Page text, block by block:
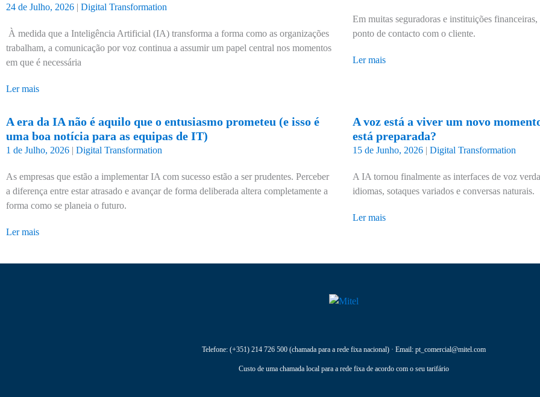
24 de Julho, 2026 | Digital Transformation
À medida que a Inteligência Artificial (IA) transforma a forma como as organizações
trabalham, a comunicação por voz continua a assumir um papel central nos momentos
em que é necessária
Ler mais
Em muitas seguradoras e instituições
ponto de contacto com o cliente.
Ler mais
A era da IA não é aquilo que o entusiasmo prometeu (e isso é
uma boa notícia para as equipas de IT)
1 de Julho, 2026 | Digital Transformation
As empresas que estão a implementar IA com sucesso estão a ser prudentes. Perceber
a diferença entre estar atrasado e avançar de forma deliberada altera completamente a
forma como se planeia o futuro.
Ler mais
A voz está a viver um novo
está preparada?
15 de Junho, 2026 | Digital Transformation
A IA tornou finalmente as interfaces de voz
idiomas, sotaques variados e conversas naturais.
Ler mais
Telefone: (+351) 214 726 500(chamada para a rede fixa nacional) · Email: pt_comercial@mitel.com
Custo de uma chamada local para a rede fixa de acordo com o seu tarifário